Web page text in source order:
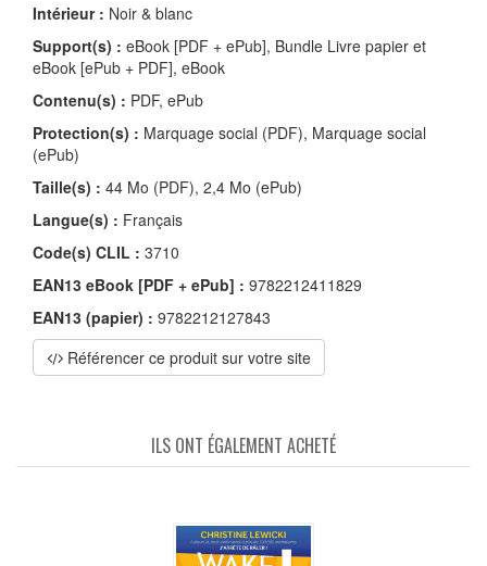
Intérieur : Noir & blanc
Support(s) : eBook [PDF + ePub], Bundle Livre papier et
eBook [ePub + PDF], eBook
Contenu(s) : PDF, ePub
Protection(s) : Marquage social (PDF), Marquage social
(ePub)
Taille(s) : 44 Mo (PDF), 2,4 Mo (ePub)
Langue(s) : Français
Code(s) CLIL : 3710
EAN13 eBook [PDF + ePub] : 9782212411829
EAN13 (papier) : 9782212127843
Référencer ce produit sur votre site
ILS ONT ÉGALEMENT ACHETÉ